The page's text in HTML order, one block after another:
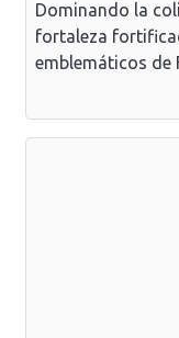
Dominando la
fortaleza
emblemáticos de